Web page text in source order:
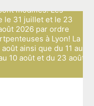
modifiés: Les
le 31 juillet et le 23
2026 par ordre
à Lyon! La
ainsi que du 11 au
10 août et du 23 août